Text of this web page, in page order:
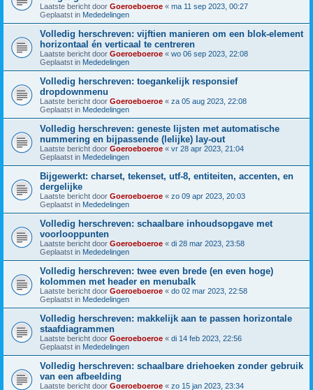
Laatste bericht door Goeroeboeroe « ma 11 sep 2023, 00:27
Geplaatst in Mededelingen
Volledig herschreven: vijftien manieren om een blok-element
horizontaal én verticaal te centreren
Laatste bericht door Goeroeboeroe « wo 06 sep 2023, 22:08
Geplaatst in Mededelingen
Volledig herschreven: toegankelijk responsief
dropdownmenu
Laatste bericht door Goeroeboeroe « za 05 aug 2023, 22:08
Geplaatst in Mededelingen
Volledig herschreven: geneste lijsten met automatische
nummering en bijpassende (lelijke) lay-out
Laatste bericht door Goeroeboeroe « vr 28 apr 2023, 21:04
Geplaatst in Mededelingen
Bijgewerkt: charset, tekenset, utf-8, entiteiten, accenten, en
dergelijke
Laatste bericht door Goeroeboeroe « zo 09 apr 2023, 20:03
Geplaatst in Mededelingen
Volledig herschreven: schaalbare inhoudsopgave met
voorlooppunten
Laatste bericht door Goeroeboeroe « di 28 mar 2023, 23:58
Geplaatst in Mededelingen
Volledig herschreven: twee even brede (en even hoge)
kolommen met header en menubalk
Laatste bericht door Goeroeboeroe « do 02 mar 2023, 22:58
Geplaatst in Mededelingen
Volledig herschreven: makkelijk aan te passen horizontale
staafdiagrammen
Laatste bericht door Goeroeboeroe « di 14 feb 2023, 22:56
Geplaatst in Mededelingen
Volledig herschreven: schaalbare driehoeken zonder gebruik
van een afbeelding
Laatste bericht door Goeroeboeroe « zo 15 jan 2023, 23:34